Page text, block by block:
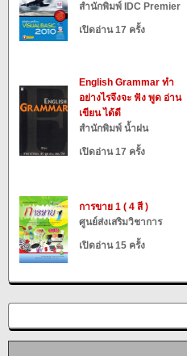
สำนักพิมพ์ IDC Premier
เปิดอ่าน 17 ครั้ง
English Grammar ทำ
อย่างไรจึงจะ ฟัง พูด อ่าน
เขียน ได้ดี
สำนักพิมพ์ น้ำฝน
เปิดอ่าน 17 ครั้ง
การขาย 1 ( 4 สี )
ศูนย์ส่งเสริมวิชาการ
เปิดอ่าน 15 ครั้ง